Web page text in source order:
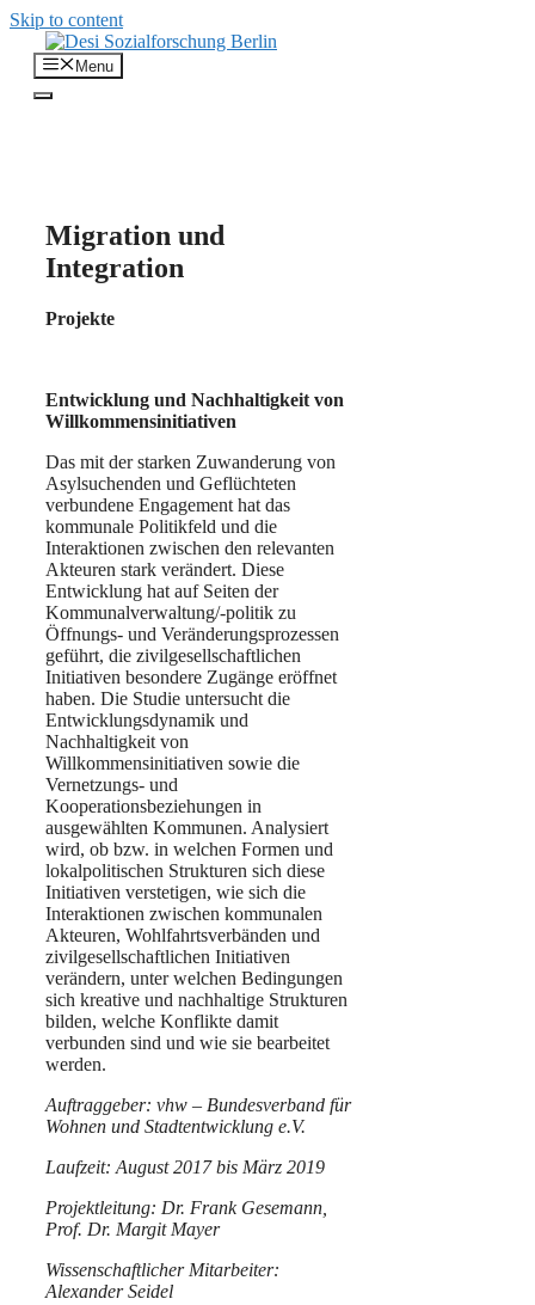
Skip to content
Menu
Migration und
Integration
Projekte
Entwicklung und Nachhaltigkeit von
Willkommensinitiativen
Das mit der starken Zuwanderung von
Asylsuchenden und Geflüchteten
verbundene Engagement hat das
kommunale Politikfeld und die
Interaktionen zwischen den relevanten
Akteuren stark verändert. Diese
Entwicklung hat auf Seiten der
Kommunalverwaltung/-politik zu
Öffnungs- und Veränderungsprozessen
geführt, die zivilgesellschaftlichen
Initiativen besondere Zugänge eröffnet
haben. Die Studie untersucht die
Entwicklungsdynamik und
Nachhaltigkeit von
Willkommensinitiativen sowie die
Vernetzungs- und
Kooperationsbeziehungen in
ausgewählten Kommunen. Analysiert
wird, ob bzw. in welchen Formen und
lokalpolitischen Strukturen sich diese
Initiativen verstetigen, wie sich die
Interaktionen zwischen kommunalen
Akteuren, Wohlfahrtsverbänden und
zivilgesellschaftlichen Initiativen
verändern, unter welchen Bedingungen
sich kreative und nachhaltige Strukturen
bilden, welche Konflikte damit
verbunden sind und wie sie bearbeitet
werden.
Auftraggeber: vhw – Bundesverband für
Wohnen und Stadtentwicklung e.V.
Laufzeit: August 2017 bis März 2019
Projektleitung: Dr. Frank Gesemann,
Prof. Dr. Margit Mayer
Wissenschaftlicher Mitarbeiter:
Alexander Seidel